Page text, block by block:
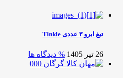
تیغ ابرو ۳ عددی Tinkle
26 تیر 1405 % دیدگاه ها